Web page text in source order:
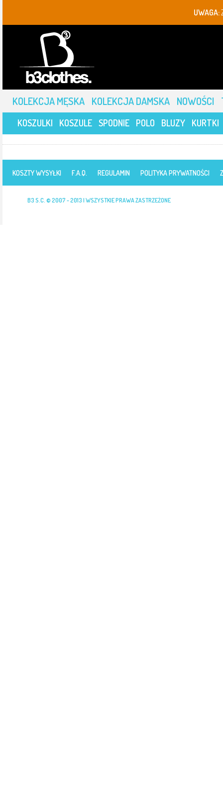
UWAGA:
KOLEKCJA MĘSKA KOLEKCJA DAMSKA NOWOŚCI
KOSZULKI KOSZULE SPODNIE POLO BLUZY KURTKI
KOSZTY WYSYŁKI F.A.Q. REGULAMIN POLITYKA PRYWATNOŚCI
B3 S.C. © 2007 - 2013 | WSZYSTKIE PRAWA ZASTRZEŻONE